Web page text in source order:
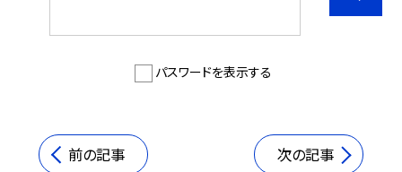
パスワードを表示する
前の記事 次の記事